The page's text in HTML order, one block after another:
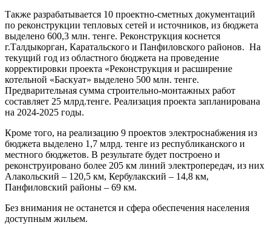
Также разрабатывается 10 проектно-сметных документаций
по реконструкции тепловых сетей и источников, из бюджета
выделено 600,3 млн. тенге. Реконструкция коснется
г.Талдыкорган, Каратальского и Панфиловского районов. На
текущий год из областного бюджета на проведение
корректировки проекта «Реконструкция и расширение
котельной «Баскуат» выделено 500 млн. тенге.
Предварительная сумма строительно-монтажных работ
составляет 25 млрд.тенге. Реализация проекта запланирована
на 2024-2025 годы.
Кроме того, на реализацию 9 проектов электроснабжения из
бюджета выделено 1,7 млрд. тенге из республиканского и
местного бюджетов. В результате будет построено и
реконструировано более 205 км линий электропередач, из них
Алакольский – 120,5 км, Кербулакский – 14,8 км,
Панфиловский районы – 69 км.
Без внимания не останется и сфера обеспечения населения
доступным жильем.